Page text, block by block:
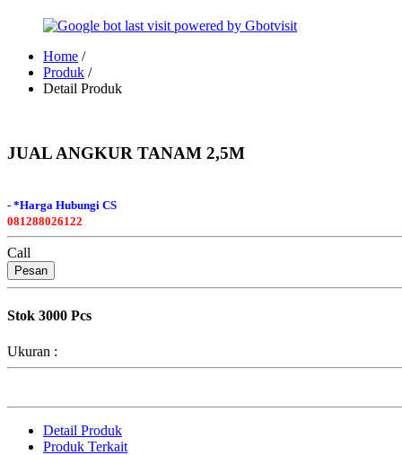
Home /
Produk /
Detail Produk
JUAL ANGKUR TANAM 2,5M
- *Harga Hubungi CS
081288026122
Call
Pesan
Stok 3000 Pcs
Ukuran :
Detail Produk
Produk Terkait